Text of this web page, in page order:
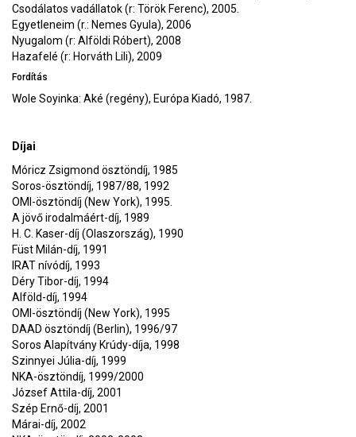
Csodálatos vadállatok (r: Török Ferenc), 2005.
Egyetleneim (r.: Nemes Gyula), 2006
Nyugalom (r: Alföldi Róbert), 2008
Hazafelé (r: Horváth Lili), 2009
Fordítás
Wole Soyinka: Aké (regény), Európa Kiadó, 1987.
Díjai
Móricz Zsigmond ösztöndíj, 1985
Soros-ösztöndíj, 1987/88, 1992
OMI-ösztöndíj (New York), 1995.
A jövő irodalmáért-díj, 1989
H. C. Kaser-díj (Olaszország), 1990
Füst Milán-díj, 1991
IRAT nívódíj, 1993
Déry Tibor-díj, 1994
Alföld-díj, 1994
OMI-ösztöndíj (New York), 1995
DAAD ösztöndíj (Berlin), 1996/97
Soros Alapítvány Krúdy-díja, 1998
Szinnyei Júlia-díj, 1999
NKA-ösztöndíj, 1999/2000
József Attila-díj, 2001
Szép Ernő-díj, 2001
Márai-díj, 2002